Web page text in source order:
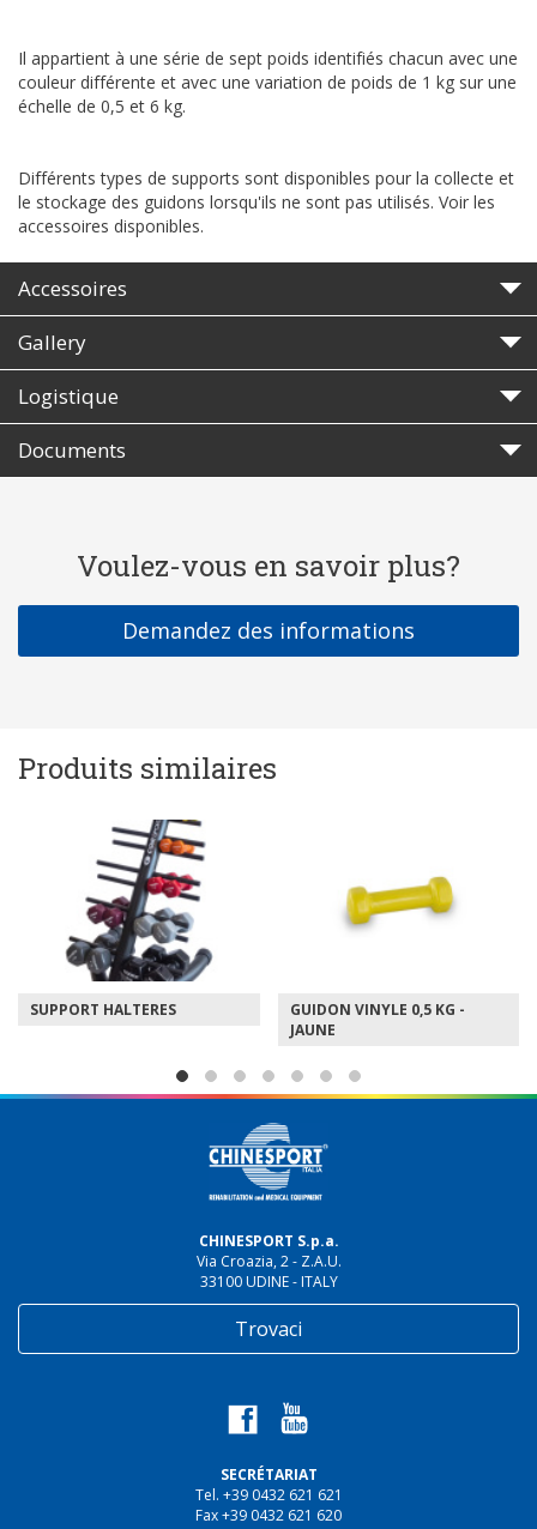
Il appartient à une série de sept poids identifiés chacun avec une
couleur différente et avec une variation de poids de 1 kg sur une
échelle de 0,5 et 6 kg.
Différents types de supports sont disponibles pour la collecte et
le stockage des guidons lorsqu'ils ne sont pas utilisés. Voir les
accessoires disponibles.
Accessoires
Gallery
Logistique
Documents
Voulez-vous en savoir plus?
Demandez des informations
Produits similaires
SUPPORT HALTERES
GUIDON VINYLE 0,5 KG -
JAUNE
CHINESPORT S.p.a.
Via Croazia, 2 - Z.A.U.
33100 UDINE - ITALY
Trovaci
SECRÉTARIAT
Tel. +39 0432 621 621
Fax +39 0432 621 620